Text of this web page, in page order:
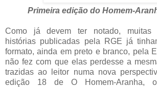
Primeira edição do Homem-
Como já devem ter notado, muitas
histórias publicadas pela RGE já
formato, ainda em preto e branco, pela
não fez com que elas perdesse a
trazidas ao leitor numa nova
edição 18 de O Homem-Aranha,